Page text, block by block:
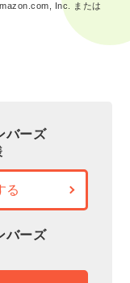
Inc. または
バーズ
る
バーズ